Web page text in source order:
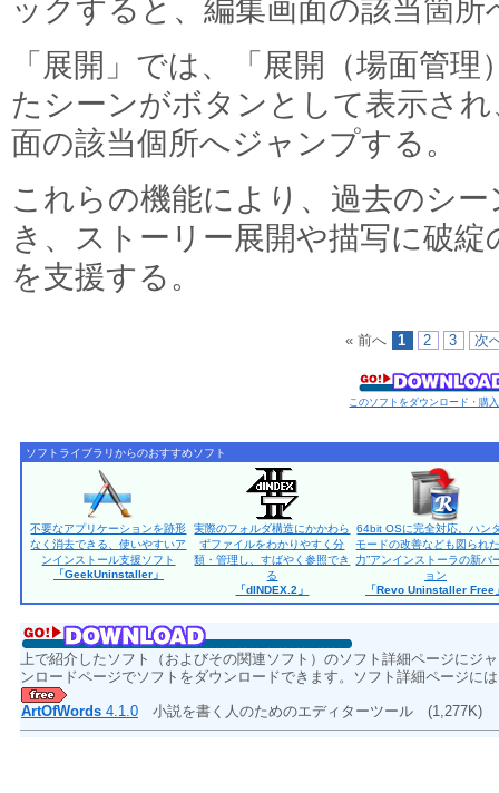
ックすると、編集画面の該当箇
「展開」では、「展開（場面管
たシーンがボタンとして表示さ
面の該当個所へジャンプする。
これらの機能により、過去のシ
き、ストーリー展開や描写に破
を支援する。
« 前へ 1 2 3 次
このソフトをダウンロード・購
ソフトライブラリからのおすすめソフト
不要なアプリケーションを跡形
なく消去できる、使いやすいア
ンインストール支援ソフト
「GeekUninstaller」
実際のフォルダ構造にかかわら
ずファイルをわかりやすく分
類・管理し、すばやく参照でき
る
「dINDEX.2」
64bit OSに完全対応。ハン
モードの改善なども図られ
力”アンインストーラの新バ
ョン
「Revo Uninstaller Free
上で紹介したソフト（およびその関連ソフト）のソフト詳細ページにジ
ンロードページでソフトをダウンロードできます。ソフト詳細ページに
ArtOfWords 4.1.0 小説を書く人のためのエディターツール (1,277K)